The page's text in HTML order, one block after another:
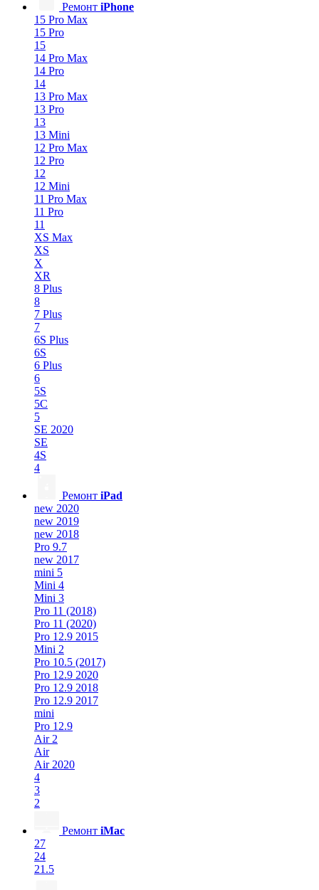
Ремонт iPhone
15 Pro Max
15 Pro
15
14 Pro Max
14 Pro
14
13 Pro Max
13 Pro
13
13 Mini
12 Pro Max
12 Pro
12
12 Mini
11 Pro Max
11 Pro
11
XS Max
XS
X
XR
8 Plus
8
7 Plus
7
6S Plus
6S
6 Plus
6
5S
5C
5
SE 2020
SE
4S
4
Ремонт iPad
new 2020
new 2019
new 2018
Pro 9.7
new 2017
mini 5
Mini 4
Mini 3
Pro 11 (2018)
Pro 11 (2020)
Pro 12.9 2015
Mini 2
Pro 10.5 (2017)
Pro 12.9 2020
Pro 12.9 2018
Pro 12.9 2017
mini
Pro 12.9
Air 2
Air
Air 2020
4
3
2
Ремонт iMac
27
24
21.5